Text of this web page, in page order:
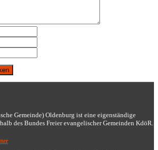
Gemeinde) Oldenburg ist eine eigenständige
des Bundes Freier evangelischer Gemeinden KdöR.